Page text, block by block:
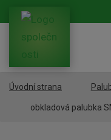
Úvodní strana
obkladová palubka